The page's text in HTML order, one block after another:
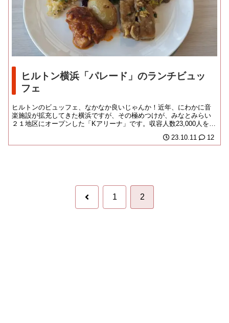
ヒルトン横浜「パレード」のランチビュッ
フェ
ヒルトンのビュッフェ、なかなか良いじゃんか！近年、にわかに音
楽施設が拡充してきた横浜ですが、その極めつけが、みなとみらい
２１地区にオープンした「Kアリーナ」です。収容人数23,000人を超
23.10.11 12
前 1 2